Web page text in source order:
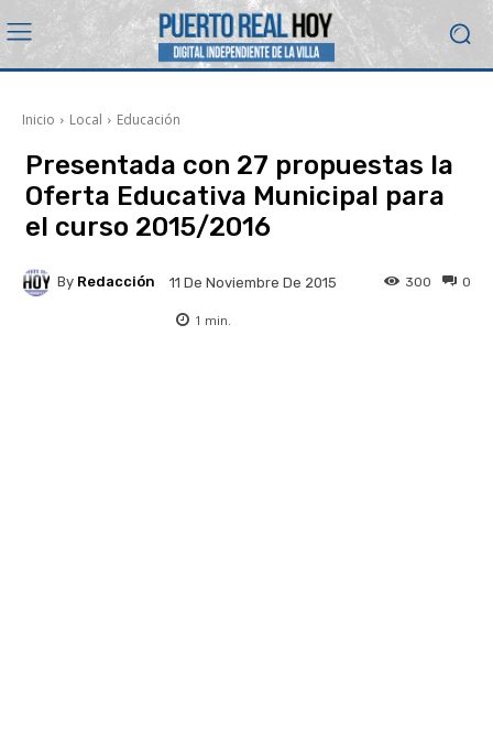
Inicio Local Educación
Presentada con 27 propuestas la
Oferta Educativa Municipal para
el curso 2015/2016
By Redacción 11 De Noviembre De 2015 0
300
1 min.